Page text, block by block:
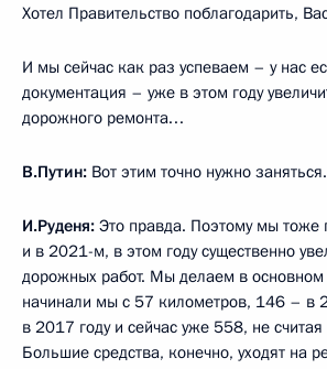
Хотел Правительство поблагодарить,
И мы сейчас как раз успеваем – у нас
документация – уже в этом году
дорожного ремонта…
В.Путин: Вот этим точно нужно заняться.
И.Руденя: Это правда. Поэтому мы тоже
и в 2021-м, в этом году существенно
дорожных работ. Мы делаем в основном
начинали мы с 57 километров, 146 – в
в 2017 году и сейчас уже 558, не
Большие средства, конечно, уходят на